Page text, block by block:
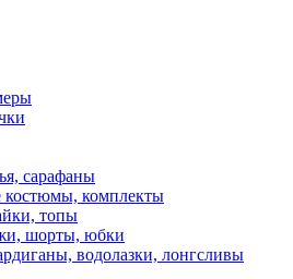
сарафаны
костюмы, комплекты
топы
шорты, юбки
водолазки, лонгсливы